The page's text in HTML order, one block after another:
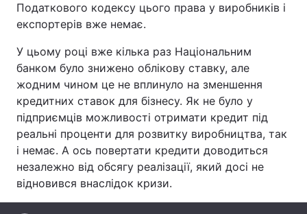
Головна Війна
Політика
Економіка Світ
Спорт Наука
Техно і зв'язок Лайт
Податкового кодексу цього права у виробників і
експортерів вже немає.
У цьому році вже кілька раз Національним
банком було знижено облікову ставку, але
жодним чином це не вплинуло на зменшення
кредитних ставок для бізнесу. Як не було у
підприємців можливості отримати кредит під
реальні проценти для розвитку виробництва, так
і немає. А ось повертати кредити доводиться
незалежно від обсягу реалізації, який досі не
відновився внаслідок кризи.